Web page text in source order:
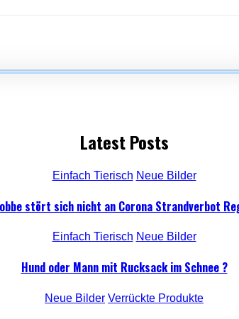
Latest Posts
Einfach Tierisch Neue Bilder
stört sich nicht an Corona Strandverbot
Einfach Tierisch Neue Bilder
Hund oder Mann mit Rucksack im Schnee ?
Neue Bilder Verrückte Produkte